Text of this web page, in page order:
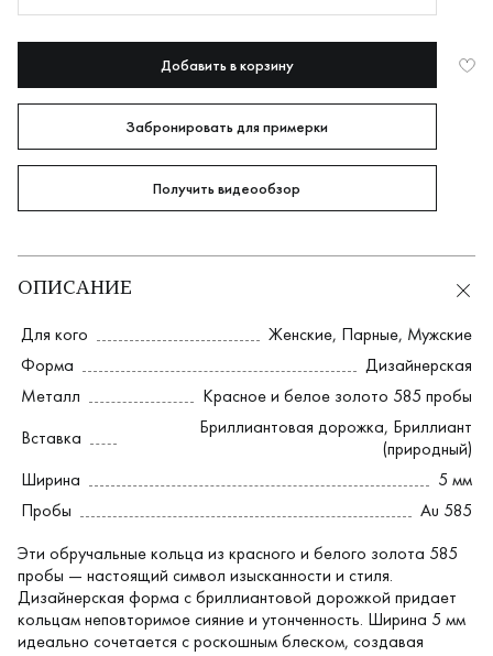
Добавить в корзину
Забронировать для примерки
Получить видеообзор
ОПИСАНИЕ
Для кого Женские, Парные, Мужские
Форма
Дизайнерская
Металл
Красное и белое золото 585 пробы
Вставка
Бриллиантовая дорожка, Бриллиант
(природный)
Ширина
5 мм
Пробы
Au 585
Эти обручальные кольца из красного и белого золота 585
пробы — настоящий символ изысканности и стиля.
Дизайнерская форма с бриллиантовой дорожкой придает
кольцам неповторимое сияние и утонченность. Ширина 5 мм
идеально сочетается с роскошным блеском, создавая